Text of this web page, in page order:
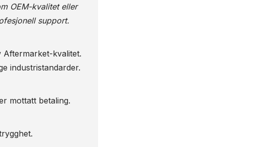
OEM-kvalitet eller
support.
Aftermarket-kvalitet.
industristandarder.
mottatt betaling.